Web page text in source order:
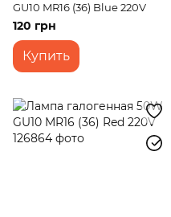
GU10 MR16 (36) Blue 220V
120 грн
Купить